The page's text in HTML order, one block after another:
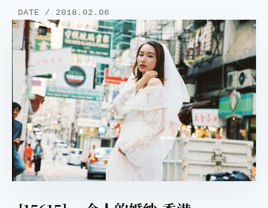
DATE / 2018.02.06